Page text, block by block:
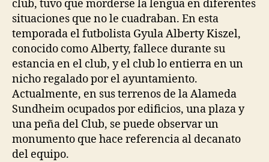
club, tuvo que morderse la lengua en diferentes
situaciones que no le cuadraban. En esta
temporada el futbolista Gyula Alberty Kiszel,
conocido como Alberty, fallece durante su
estancia en el club, y el club lo entierra en un
nicho regalado por el ayuntamiento.
Actualmente, en sus terrenos de la Alameda
Sundheim ocupados por edificios, una plaza y
una peña del Club, se puede observar un
monumento que hace referencia al decanato
del equipo.